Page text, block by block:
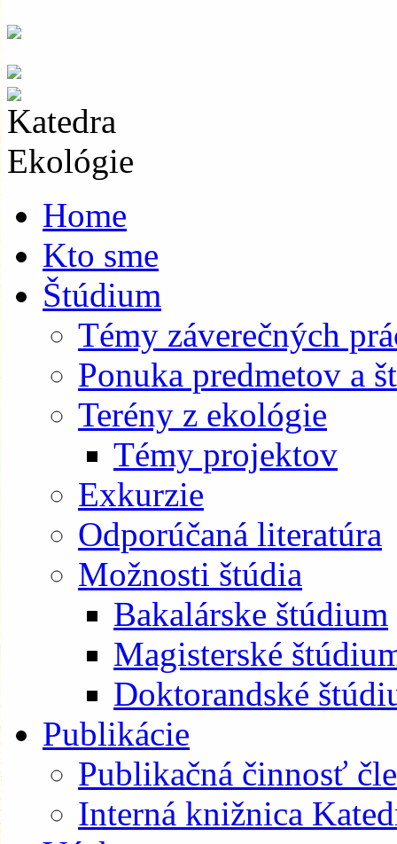
to
Home
Kto sme
Štúdium
Témy záverečných
Ponuka predmetov a
Terény z ekológie
Témy projektov
Exkurzie
Odporúčaná literatúra
Možnosti štúdia
Bakalárske štúdium
Magisterské
Doktorandské
Publikácie
Publikačná činnosť
Interná knižnica